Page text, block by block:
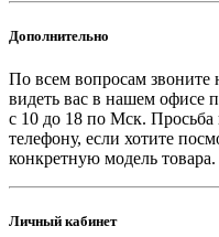
Дополнительно
По всем вопросам звоните
видеть вас в нашем офисе
с 10 до 18 по Мск. Просьба
телефону, если хотите
конкретную модель товара.
Личный кабинет